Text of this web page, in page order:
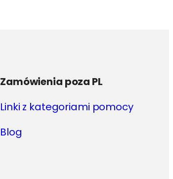
Zamówienia poza PL
Linki z kategoriami pomocy
Blog